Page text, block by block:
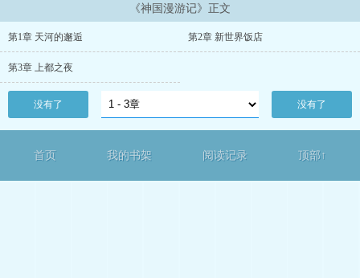
《神国漫游记》正文
第1章 天河的邂逅 第2章 新世界饭店
第3章 上都之夜
没有了 没有了
首页 我的书架 阅读记录 顶部↑